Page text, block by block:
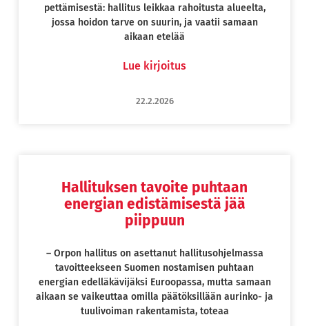
pettämisestä: hallitus leikkaa rahoitusta alueelta,
jossa hoidon tarve on suurin, ja vaatii samaan
aikaan etelää
Lue kirjoitus
22.2.2026
Hallituksen tavoite puhtaan
energian edistämisestä jää
piippuun
– Orpon hallitus on asettanut hallitusohjelmassa
tavoitteekseen Suomen nostamisen puhtaan
energian edelläkävijäksi Euroopassa, mutta samaan
aikaan se vaikeuttaa omilla päätöksillään aurinko- ja
tuulivoiman rakentamista, toteaa